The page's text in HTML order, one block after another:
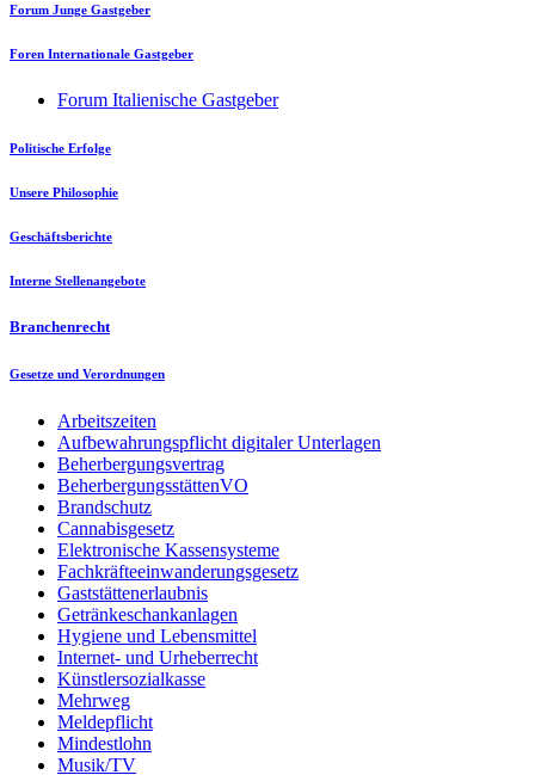
Forum Junge Gastgeber
Foren Internationale Gastgeber
Forum Italienische Gastgeber
Politische Erfolge
Unsere Philosophie
Geschäftsberichte
Interne Stellenangebote
Branchenrecht
Gesetze und Verordnungen
Arbeitszeiten
Aufbewahrungspflicht digitaler Unterlagen
Beherbergungsvertrag
BeherbergungsstättenVO
Brandschutz
Cannabisgesetz
Elektronische Kassensysteme
Fachkräfteeinwanderungsgesetz
Gaststättenerlaubnis
Getränkeschankanlagen
Hygiene und Lebensmittel
Internet- und Urheberrecht
Künstlersozialkasse
Mehrweg
Meldepflicht
Mindestlohn
Musik/TV